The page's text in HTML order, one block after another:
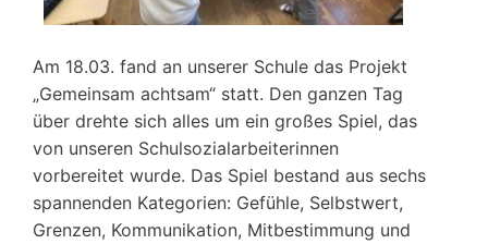
Am 18.03. fand an unserer Schule das Projekt
„Gemeinsam achtsam“ statt. Den ganzen Tag
über drehte sich alles um ein großes Spiel, das
von unseren Schulsozialarbeiterinnen
vorbereitet wurde. Das Spiel bestand aus sechs
spannenden Kategorien: Gefühle, Selbstwert,
Grenzen, Kommunikation, Mitbestimmung und